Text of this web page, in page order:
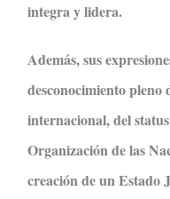
integra y lidera.
Además, sus
desconocimiento pleno
internacional, del
Organización de las
creación de un Estado